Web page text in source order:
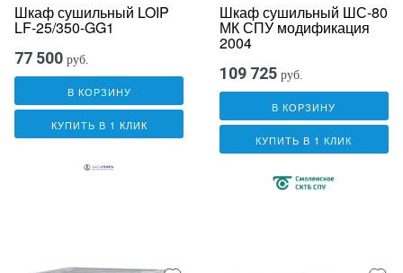
Шкаф сушильный LOIP
LF-25/350-GG1
77 500 руб.
В КОРЗИНУ
КУПИТЬ В 1 КЛИК
Шкаф сушильный ШС-80
МК СПУ модификация
2004
109 725 руб.
В КОРЗИНУ
КУПИТЬ В 1 КЛИК